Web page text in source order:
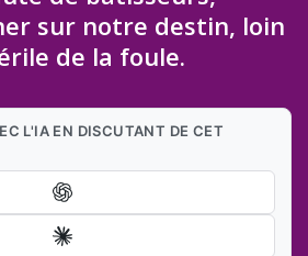
sur notre destin, loin
de la foule.
L'IA EN DISCUTANT DE CET